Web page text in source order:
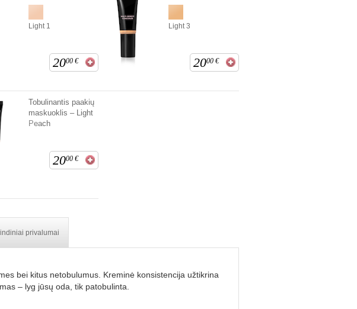
Light 1
2000 €
Light 3
2000 €
Tobulinantis paakių
maskuoklis – Light
Peach
2000 €
privalumai
bei kitus netobulumus. Kreminė konsistencija užtikrina
– lyg jūsų oda, tik patobulinta.